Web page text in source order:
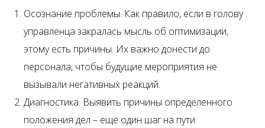
Осознание проблемы. Как правило, если в голову
управленца закралась мысль об оптимизации,
этому есть причины. Их важно донести до
персонала, чтобы будущие мероприятия не
вызывали негативных реакций.
Диагностика. Выявить причины определенного
положения дел – еще один шаг на пути